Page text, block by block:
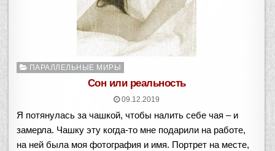
Опубликовано
ПАРАЛЛЕЛЬНЫЕ МИРЫ
Сон или реальность
09.12.2019
Я потянулась за чашкой, чтобы налить себе чая – и
замерла. Чашку эту когда-то мне подарили на работе,
на ней была моя фотография и имя. Портрет на месте,